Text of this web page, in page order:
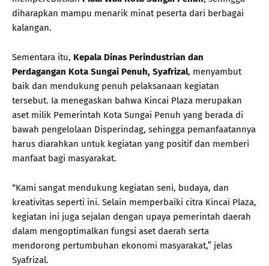
diharapkan mampu menarik minat peserta dari berbagai
kalangan.
Sementara itu, Kepala Dinas Perindustrian dan
Perdagangan Kota Sungai Penuh, Syafrizal, menyambut
baik dan mendukung penuh pelaksanaan kegiatan
tersebut. Ia menegaskan bahwa Kincai Plaza merupakan
aset milik Pemerintah Kota Sungai Penuh yang berada di
bawah pengelolaan Disperindag, sehingga pemanfaatannya
harus diarahkan untuk kegiatan yang positif dan memberi
manfaat bagi masyarakat.
“Kami sangat mendukung kegiatan seni, budaya, dan
kreativitas seperti ini. Selain memperbaiki citra Kincai Plaza,
kegiatan ini juga sejalan dengan upaya pemerintah daerah
dalam mengoptimalkan fungsi aset daerah serta
mendorong pertumbuhan ekonomi masyarakat,” jelas
Syafrizal.